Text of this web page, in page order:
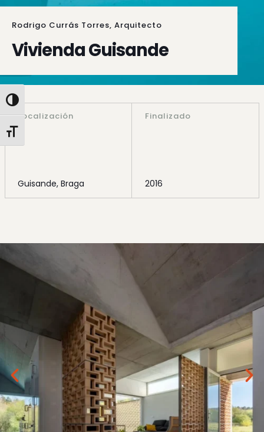
Alternar alto contraste
Alternar tamaño de letra
Rodrigo Currás Torres, Arquitecto
Vivienda Guisande
Localización
Guisande, Braga
Finalizado
2016